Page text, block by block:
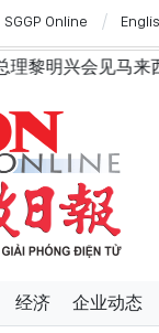
SGGP Online
西亚国防部长
经济 企业动态